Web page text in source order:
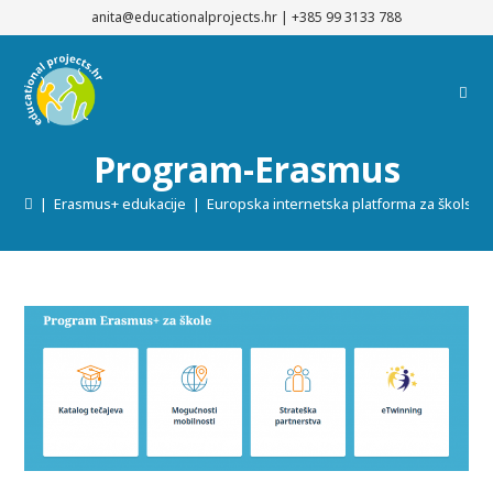
na
sadržaj
anita@educationalprojects.hr | +385 99 3133 788
Program-Erasmus
| Erasmus+ edukacije | Europska internetska platforma za